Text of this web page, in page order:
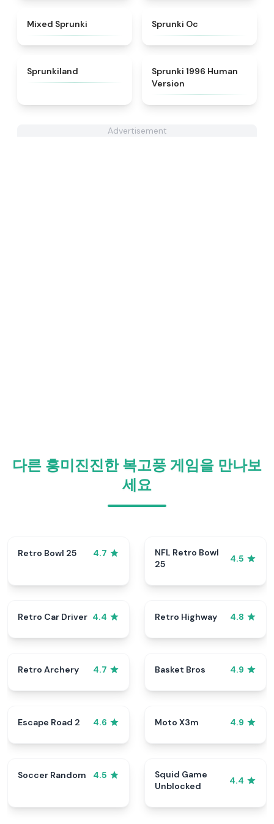
Mixed Sprunki Sprunki Oc
Sprunkiland
Sprunki 1996 Human
Version
Advertisement
다른 흥미진진한 복고풍 게임을 만나보
세요
Retro Bowl 25 4.7
NFL Retro Bowl
25
4.5
Retro Car Driver 4.4 Retro Highway 4.8
Retro Archery 4.7 Basket Bros 4.9
Escape Road 2 4.6 Moto X3m 4.9
Soccer Random 4.5
Squid Game
Unblocked
4.4